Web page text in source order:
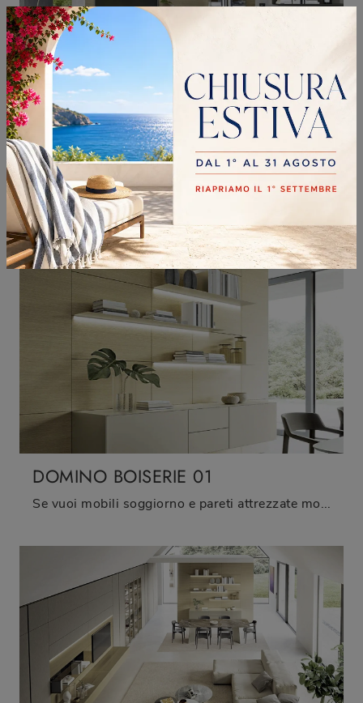
DOMINO 07
Se desideri completare un soggiorno dinamico e operativo dalle linee moderne, ecco a te la parete attrezzata Domino 07 Sangiacomo.
DOMINO BOISERIE 01
Se vuoi mobili soggiorno e pareti attrezzate moderne, scegli il modello Domino Boiserie 01 di Sangiacomo: clicca e ottieni informazioni!